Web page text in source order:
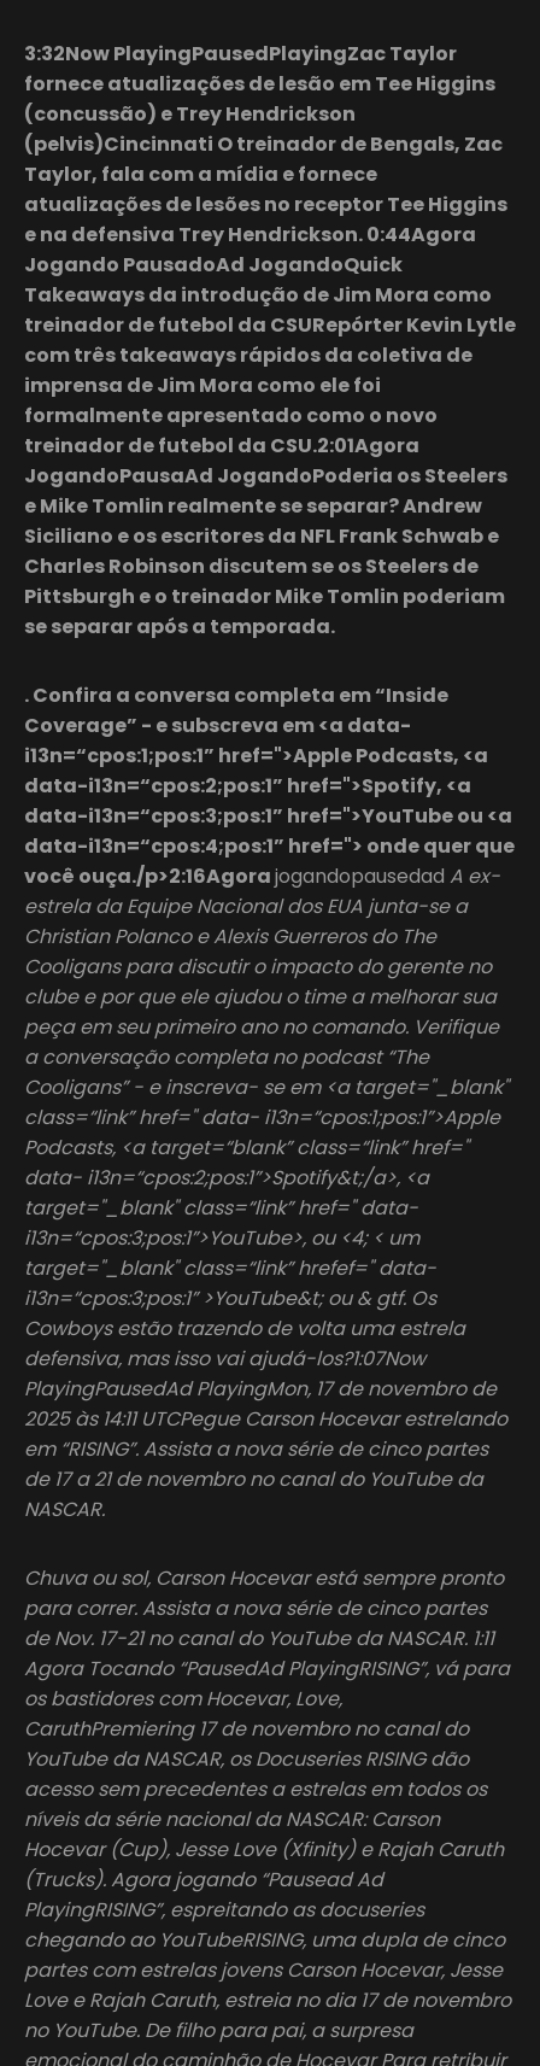
3:32Now PlayingPausedPlayingZac Taylor
fornece atualizações de lesão em Tee Higgins
(concussão) e Trey Hendrickson
(pelvis)Cincinnati O treinador de Bengals, Zac
Taylor, fala com a mídia e fornece
atualizações de lesões no receptor Tee Higgins
e na defensiva Trey Hendrickson. 0:44Agora
Jogando PausadoAd JogandoQuick
Takeaways da introdução de Jim Mora como
treinador de futebol da CSURepórter Kevin Lytle
com três takeaways rápidos da coletiva de
imprensa de Jim Mora como ele foi
formalmente apresentado como o novo
treinador de futebol da CSU.2:01Agora
JogandoPausaAd JogandoPoderia os Steelers
e Mike Tomlin realmente se separar? Andrew
Siciliano e os escritores da NFL Frank Schwab e
Charles Robinson discutem se os Steelers de
Pittsburgh e o treinador Mike Tomlin poderiam
se separar após a temporada.
. Confira a conversa completa em “Inside
Coverage” - e subscreva em <a data-
i13n=“cpos:1;pos:1” href=">Apple Podcasts, <a
data-i13n=“cpos:2;pos:1” href=">Spotify, <a
data-i13n=“cpos:3;pos:1” href=">YouTube ou <a
data-i13n=“cpos:4;pos:1” href="> onde quer que
você ouça./p>2:16Agorajogandopausedad A ex-
estrela da Equipe Nacional dos EUA junta-se a
Christian Polanco e Alexis Guerreros do The
Cooligans para discutir o impacto do gerente no
clube e por que ele ajudou o time a melhorar sua
peça em seu primeiro ano no comando. Verifique
a conversação completa no podcast “The
Cooligans” - e inscreva- se em <a target="_blank"
class=“link” href=" data- i13n=“cpos:1;pos:1”>Apple
Podcasts, <a target=“blank” class=“link” href="
data- i13n=“cpos:2;pos:1”>Spotify&t;/a>, <a
target="_blank" class=“link” href=" data-
i13n=“cpos:3;pos:1”>YouTube>, ou <4; < um
target="_blank" class=“link” hrefef=" data-
i13n=“cpos:3;pos:1” >YouTube&t; ou & gtf. Os
Cowboys estão trazendo de volta uma estrela
defensiva, mas isso vai ajudá-los?1:07Now
PlayingPausedAd PlayingMon, 17 de novembro de
2025 às 14:11 UTCPegue Carson Hocevar estrelando
em “RISING”. Assista a nova série de cinco partes
de 17 a 21 de novembro no canal do YouTube da
NASCAR.
Chuva ou sol, Carson Hocevar está sempre pronto
para correr. Assista a nova série de cinco partes
de Nov. 17-21 no canal do YouTube da NASCAR. 1:11
Agora Tocando “PausedAd PlayingRISING”, vá para
os bastidores com Hocevar, Love,
CaruthPremiering 17 de novembro no canal do
YouTube da NASCAR, os Docuseries RISING dão
acesso sem precedentes a estrelas em todos os
níveis da série nacional da NASCAR: Carson
Hocevar (Cup), Jesse Love (Xfinity) e Rajah Caruth
(Trucks). Agora jogando “Pausead Ad
PlayingRISING”, espreitando as docuseries
chegando ao YouTubeRISING, uma dupla de cinco
partes com estrelas jovens Carson Hocevar, Jesse
Love e Rajah Caruth, estreia no dia 17 de novembro
no YouTube. De filho para pai, a surpresa